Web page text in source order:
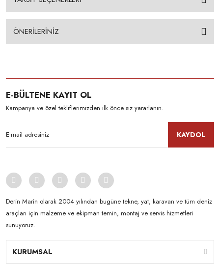
ÖNERİLERİNİZ
E-BÜLTENE KAYIT OL
Kampanya ve özel tekliflerimizden ilk önce siz yararlanın.
KAYDOL
Derin Marin olarak 2004 yılından bugüne tekne, yat, karavan ve tüm deniz
araçları için malzeme ve ekipman temin, montaj ve servis hizmetleri
sunuyoruz.
KURUMSAL